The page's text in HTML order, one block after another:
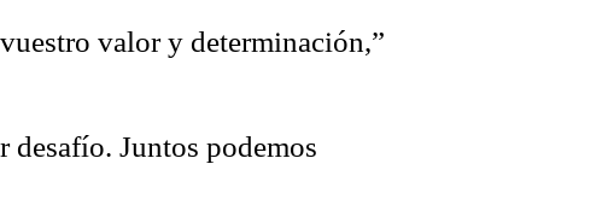
valor y determinación,”
desafío. Juntos podemos